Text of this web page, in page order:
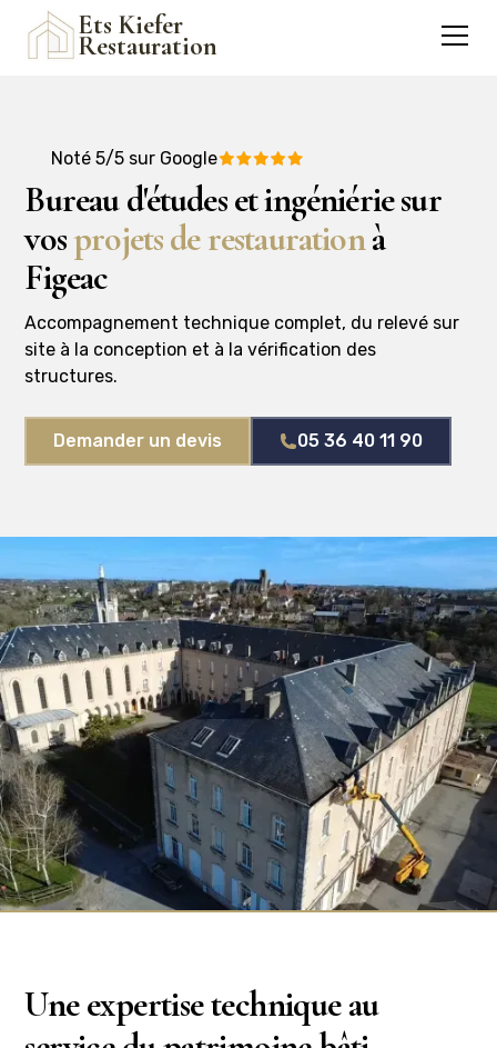
Ets Kiefer
Restauration
Noté 5/5 sur Google
Bureau d'études et ingéniérie sur
vosprojets de restaurationà
Figeac
Accompagnement technique complet, du relevé sur
site à la conception et à la vérification des
structures.
Demander un devis 05 36 40 11 90
Une expertise technique au